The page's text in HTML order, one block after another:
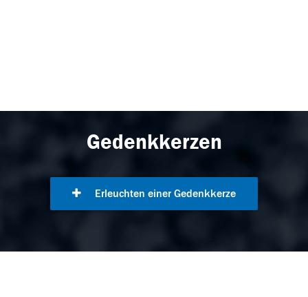
Gedenkkerzen
Erleuchten einer Gedenkkerze